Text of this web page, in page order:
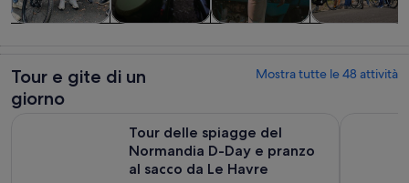
all’aperto
Tour e gite di un
giorno
Mostra tutte le 48 attività
Tour delle spiagge del
Normandia D-Day e pranzo
al sacco da Le Havre